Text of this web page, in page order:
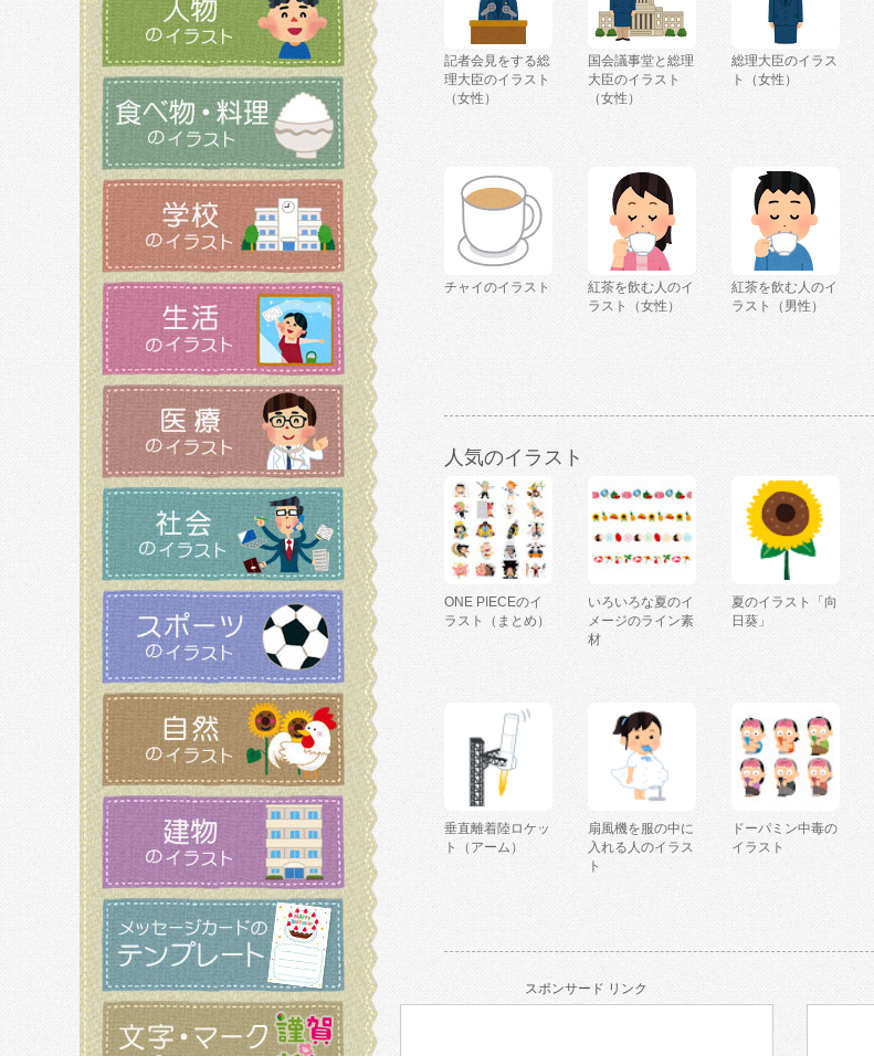
記者会見をする総
理大臣のイラスト
（女性）
国会議事堂と総理
大臣のイラスト
（女性）
総理大臣のイラス
ト（女性）
チャイのイラスト
紅茶を飲む人のイ
ラスト（女性）
紅茶を飲む人のイ
ラスト（男性）
人気のイラスト
ONE PIECEのイ
ラスト（まとめ）
いろいろな夏のイ
メージのライン素
材
夏のイラスト「向
日葵」
垂直離着陸ロケッ
ト（アーム）
扇風機を服の中に
入れる人のイラス
ト
ドーパミン中毒の
イラスト
スポンサード リンク